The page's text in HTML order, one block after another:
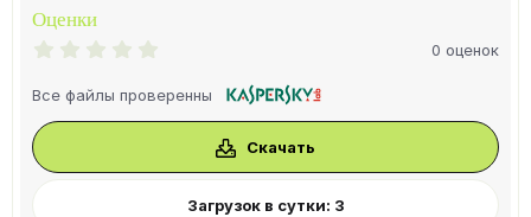
Оценки
0
з
з
0 оценок
Все файлы проверенны
Скачать
Загрузок в сутки: 3